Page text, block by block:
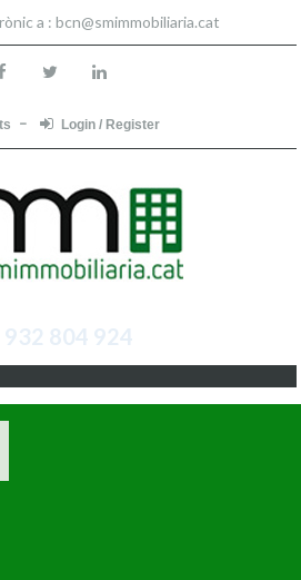
a : bcn@smimmobiliaria.cat
Login / Register
932 804 924